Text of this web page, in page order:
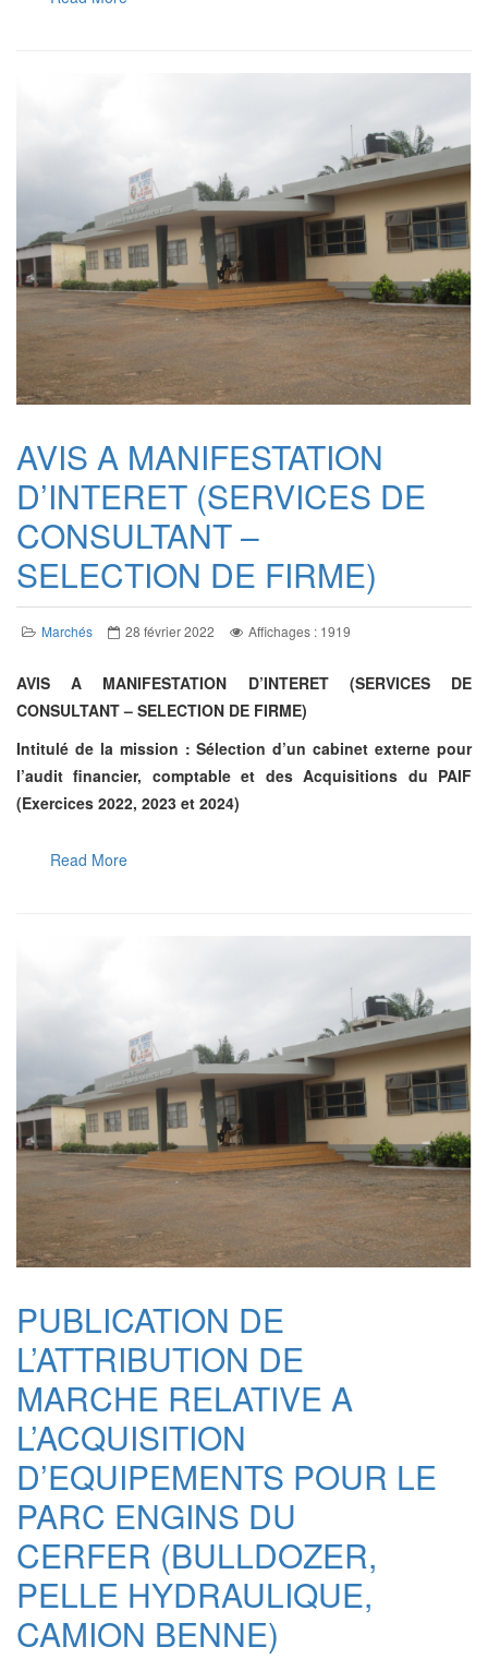
AVIS A MANIFESTATION
D’INTERET (SERVICES DE
CONSULTANT –
SELECTION DE FIRME)
Marchés 28 février 2022 Affichages : 1919
AVIS A MANIFESTATION D’INTERET (SERVICES DE
CONSULTANT – SELECTION DE FIRME)
Intitulé de la mission : Sélection d’un cabinet externe pour
l’audit financier, comptable et des Acquisitions du PAIF
(Exercices 2022, 2023 et 2024)
Read More
PUBLICATION DE
L’ATTRIBUTION DE
MARCHE RELATIVE A
L’ACQUISITION
D’EQUIPEMENTS POUR LE
PARC ENGINS DU
CERFER (BULLDOZER,
PELLE HYDRAULIQUE,
CAMION BENNE)